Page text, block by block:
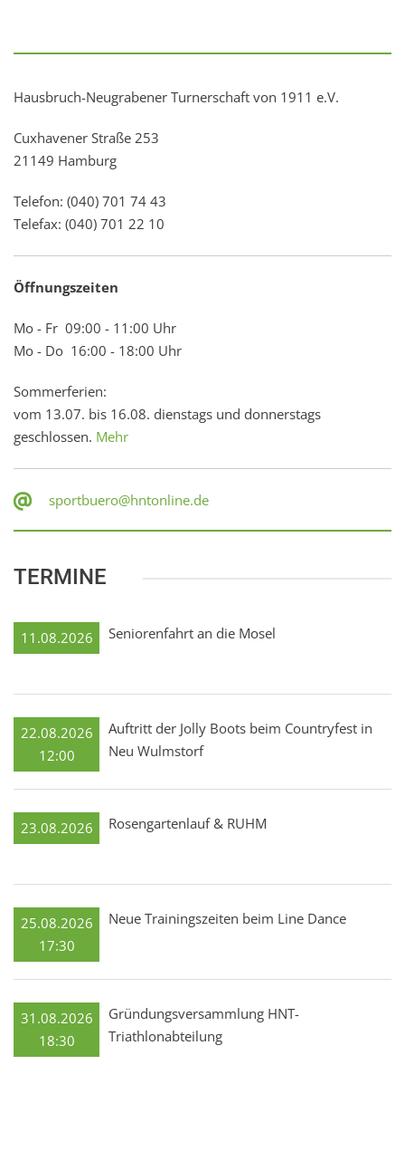
Hausbruch-Neugrabener Turnerschaft von 1911 e.V.
Cuxhavener Straße 253
21149 Hamburg
Telefon: (040) 701 74 43
Telefax: (040) 701 22 10
Öffnungszeiten
Mo - Fr 09:00 - 11:00 Uhr
Mo - Do 16:00 - 18:00 Uhr
Sommerferien:
vom 13.07. bis 16.08. dienstags und donnerstags
geschlossen. Mehr
sportbuero@hntonline.de
TERMINE
11.08.2026 Seniorenfahrt an die Mosel
22.08.2026
12:00
Auftritt der Jolly Boots beim Countryfest in
Neu Wulmstorf
23.08.2026 Rosengartenlauf & RUHM
25.08.2026
17:30
Neue Trainingszeiten beim Line Dance
31.08.2026
18:30
Gründungsversammlung HNT-
Triathlonabteilung